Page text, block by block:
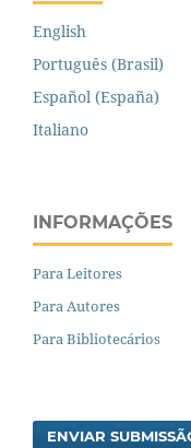
English
Português (Brasil)
Español (España)
Italiano
INFORMAÇÕES
Para Leitores
Para Autores
Para Bibliotecários
ENVIAR